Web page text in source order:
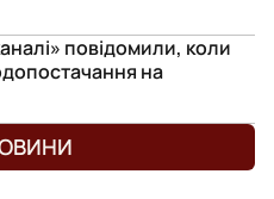
повідомили, коли
на